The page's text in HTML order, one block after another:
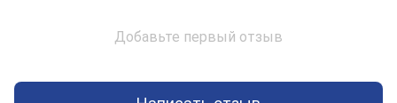
Добавьте первый отзыв